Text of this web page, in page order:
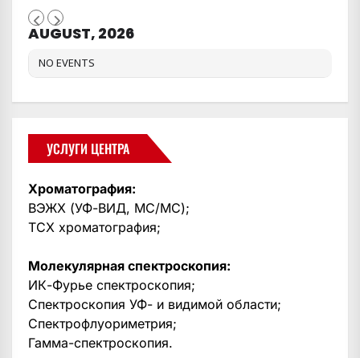
AUGUST, 2026
NO EVENTS
УСЛУГИ ЦЕНТРА
Хроматография:
ВЭЖХ (УФ-ВИД, МС/МС);
ТСХ хроматография;
Молекулярная спектроскопия:
ИК-Фурье спектроскопия;
Спектроскопия УФ- и видимой области;
Спектрофлуориметрия;
Гамма-спектроскопия.